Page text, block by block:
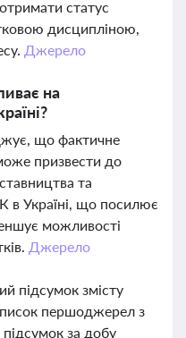
статус
дисципліною,
Джерело
на
що фактичне
призвести до
та
в Україні, що посилює
можливості
Джерело
підсумок змісту
першоджерел з
за добу